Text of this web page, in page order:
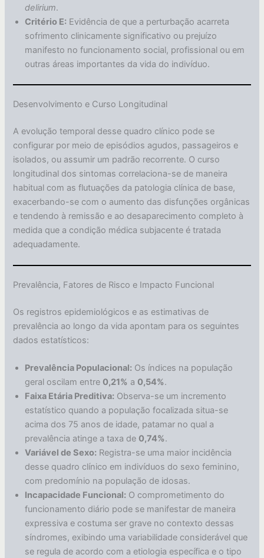
delirium.
Critério E: Evidência de que a perturbação acarreta
sofrimento clinicamente significativo ou prejuízo
manifesto no funcionamento social, profissional ou em
outras áreas importantes da vida do indivíduo.
Desenvolvimento e Curso Longitudinal
A evolução temporal desse quadro clínico pode se
configurar por meio de episódios agudos, passageiros e
isolados, ou assumir um padrão recorrente. O curso
longitudinal dos sintomas correlaciona-se de maneira
habitual com as flutuações da patologia clínica de base,
exacerbando-se com o aumento das disfunções orgânicas
e tendendo à remissão e ao desaparecimento completo à
medida que a condição médica subjacente é tratada
adequadamente.
Prevalência, Fatores de Risco e Impacto Funcional
Os registros epidemiológicos e as estimativas de
prevalência ao longo da vida apontam para os seguintes
dados estatísticos:
Prevalência Populacional: Os índices na população
geral oscilam entre 0,21% a 0,54%.
Faixa Etária Preditiva: Observa-se um incremento
estatístico quando a população focalizada situa-se
acima dos 75 anos de idade, patamar no qual a
prevalência atinge a taxa de 0,74%.
Variável de Sexo: Registra-se uma maior incidência
desse quadro clínico em indivíduos do sexo feminino,
com predomínio na população de idosas.
Incapacidade Funcional: O comprometimento do
funcionamento diário pode se manifestar de maneira
expressiva e costuma ser grave no contexto dessas
síndromes, exibindo uma variabilidade considerável que
se regula de acordo com a etiologia específica e o tipo